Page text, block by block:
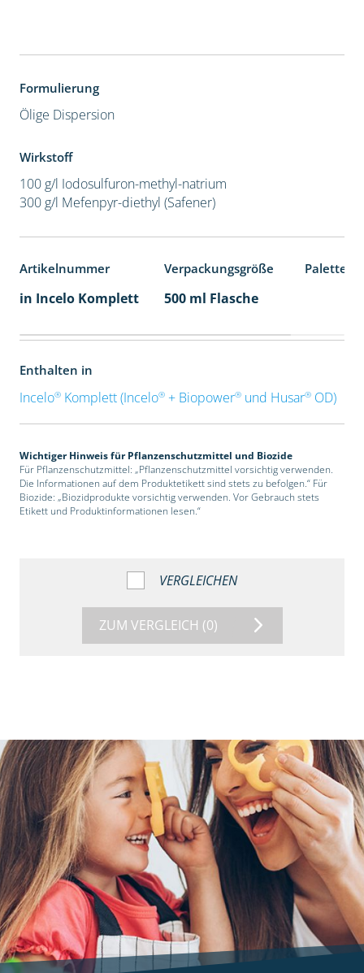
Formulierung
Ölige Dispersion
Wirkstoff
100 g/l Iodosulfuron-methyl-natrium
300 g/l Mefenpyr-diethyl (Safener)
Artikelnummer Verpackungsgröße
in Incelo Komplett 500 ml Flasche
Enthalten in
Incelo®Komplett (Incelo®+ Biopower®und Husar®OD)
Wichtiger Hinweis für Pflanzenschutzmittel und Biozide
Für Pflanzenschutzmittel: „Pflanzenschutzmittel vorsichtig verwenden.
Die Informationen auf dem Produktetikett sind stets zu befolgen.“ Für
Biozide: „Biozidprodukte vorsichtig verwenden. Vor Gebrauch stets
Etikett und Produktinformationen lesen.“
VERGLEICHEN
ZUM VERGLEICH (0)